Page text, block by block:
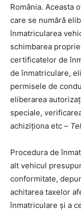
România. Aceasta
care se numără
înmatricularea
schimbarea
certificatelor de
de înmatriculare,
permisele de
eliberarea
speciale,
achiziționa etc –
Procedura de
alt vehicul
conformitate,
achitarea taxelor
înmatriculare și a